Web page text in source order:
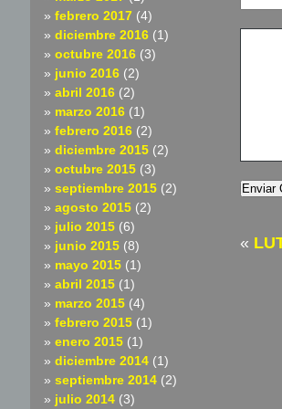
febrero 2017 (4)
diciembre 2016 (1)
octubre 2016 (3)
junio 2016 (2)
abril 2016 (2)
marzo 2016 (1)
febrero 2016 (2)
diciembre 2015 (2)
octubre 2015 (3)
septiembre 2015 (2)
agosto 2015 (2)
julio 2015 (6)
junio 2015 (8)
mayo 2015 (1)
abril 2015 (1)
marzo 2015 (4)
febrero 2015 (1)
enero 2015 (1)
diciembre 2014 (1)
septiembre 2014 (2)
julio 2014 (3)
«